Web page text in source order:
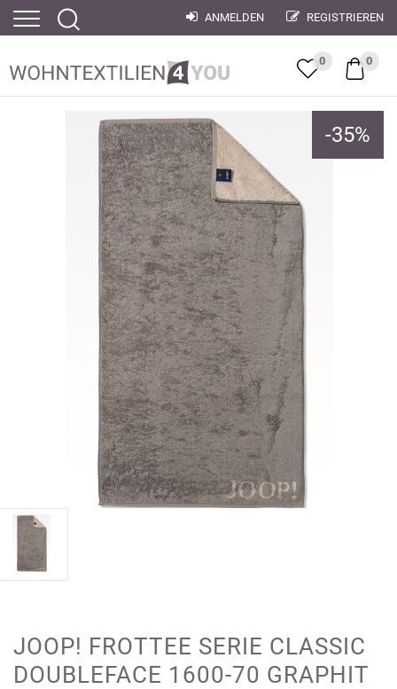
ANMELDEN REGISTRIEREN
0 0
-35%
JOOP! FROTTEE SERIE CLASSIC
DOUBLEFACE 1600-70 GRAPHIT